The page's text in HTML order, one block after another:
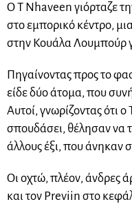
Ο Τ Νhaveen γιόρταζε
στο εμπορικό κέντρο,
στην Κουάλα Λουμπούρ
Πηγαίνοντας προς το
είδε δύο άτομα, που
Αυτοί, γνωρίζοντας ότι
σπουδάσει, θέλησαν να
άλλους έξι, που άνηκαν
Οι οχτώ, πλέον, άνδρες
και τον Previin στο